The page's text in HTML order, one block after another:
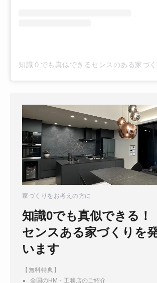
家づくりをお考えの方に
知識0でも真似できる！
センスある家づくりを
います
【無料特典】
全国のHM・工務店のご紹介